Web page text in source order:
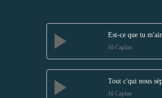
Est-ce que tu
Jil Caplan
Tout c'qui nous
Jil Caplan